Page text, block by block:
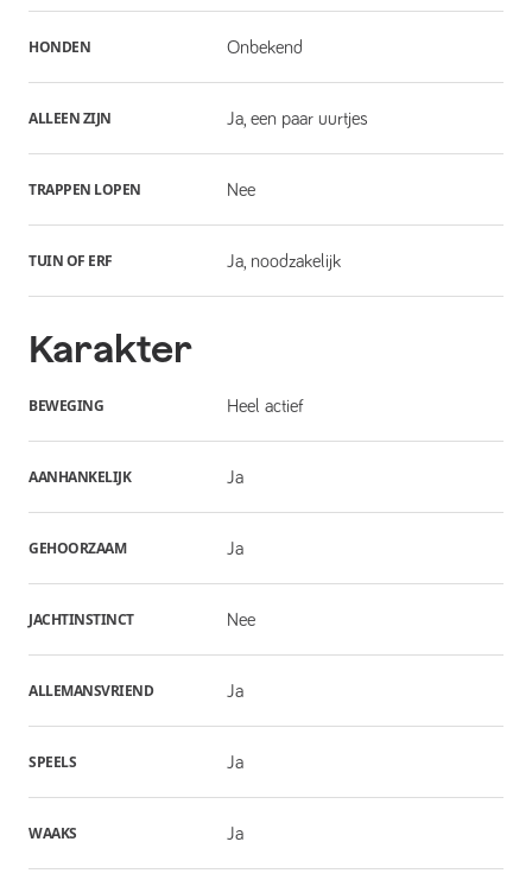
HONDEN Onbekend
ALLEEN ZIJN Ja, een paar uurtjes
TRAPPEN LOPEN Nee
TUIN OF ERF Ja, noodzakelijk
Karakter
BEWEGING Heel actief
AANHANKELIJK Ja
GEHOORZAAM Ja
JACHTINSTINCT Nee
ALLEMANSVRIEND Ja
SPEELS Ja
WAAKS Ja